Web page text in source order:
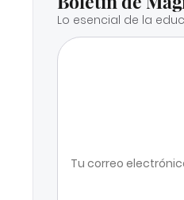
Lo esencial de la